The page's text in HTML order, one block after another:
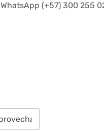
WhatsApp (+57) 300 255